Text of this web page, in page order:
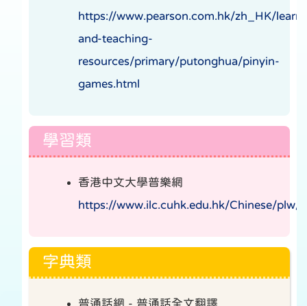
https://www.pearson.com.hk/zh_HK/
and-teaching-
resources/primary/putonghua/pinyin-
games.html
學習類
香港中文大學普樂網
https://www.ilc.cuhk.edu.hk/Chinese/plw/
字典類
普通話網 - 普通話全文翻譯